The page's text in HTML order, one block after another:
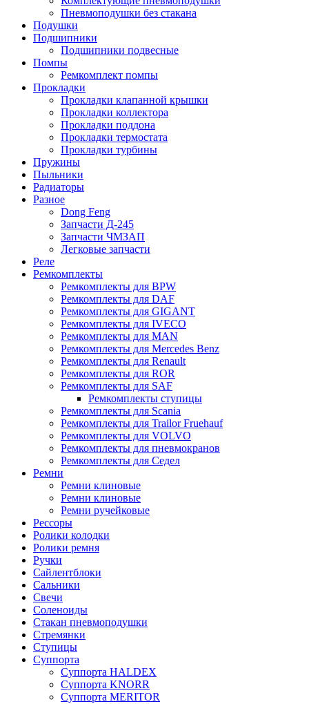
Пневмоподушки без стакана
Подушки
Подшипники
Подшипники подвесные
Помпы
Ремкомплект помпы
Прокладки
Прокладки клапанной крышки
Прокладки коллектора
Прокладки поддона
Прокладки термостата
Прокладки турбины
Пружины
Пыльники
Радиаторы
Разное
Dong Feng
Запчасти Д-245
Запчасти ЧМЗАП
Легковые запчасти
Реле
Ремкомплекты
Ремкомплекты для BPW
Ремкомплекты для DAF
Ремкомплекты для GIGANT
Ремкомплекты для IVECO
Ремкомплекты для MAN
Ремкомплекты для Mercedes Benz
Ремкомплекты для Renault
Ремкомплекты для ROR
Ремкомплекты для SAF
Ремкомплекты ступицы
Ремкомплекты для Scania
Ремкомплекты для Trailor Fruehauf
Ремкомплекты для VOLVO
Ремкомплекты для пневмокранов
Ремкомплекты для Седел
Ремни
Ремни клиновые
Ремни клиновые
Ремни ручейковые
Рессоры
Ролики колодки
Ролики ремня
Ручки
Сайлентблоки
Сальники
Свечи
Соленоиды
Стакан пневмоподушки
Стремянки
Ступицы
Суппорта
Суппорта HALDEX
Суппорта KNORR
Суппорта MERITOR